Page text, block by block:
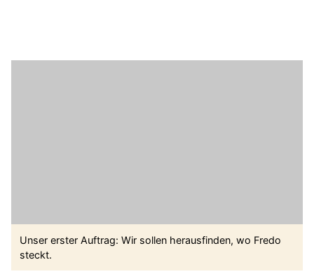
Unser erster Auftrag: Wir sollen herausfinden, wo Fredo
steckt.